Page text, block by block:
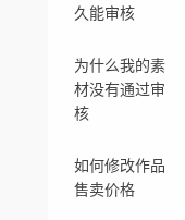
久能审核
为什么我的素
材没有通过审
核
如何修改作品
售卖价格